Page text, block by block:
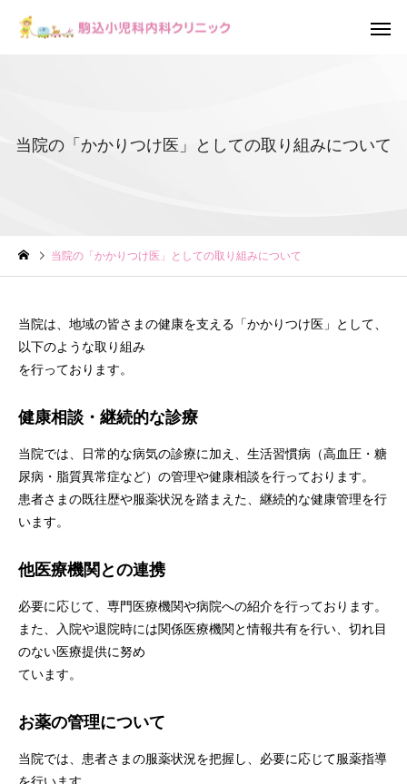
当院の「かかりつけ医」としての取り組みについて
当院の「かかりつけ医」としての取り組みについて
当院は、地域の皆さまの健康を支える「かかりつけ医」として、
以下のような取り組み
を行っております。
健康相談・継続的な診療
当院では、日常的な病気の診療に加え、生活習慣病（高血圧・糖
尿病・脂質異常症など）の管理や健康相談を行っております。
患者さまの既往歴や服薬状況を踏まえた、継続的な健康管理を行
います。
他医療機関との連携
必要に応じて、専門医療機関や病院への紹介を行っております。
また、入院や退院時には関係医療機関と情報共有を行い、切れ目
のない医療提供に努め
ています。
お薬の管理について
当院では、患者さまの服薬状況を把握し、必要に応じて服薬指導